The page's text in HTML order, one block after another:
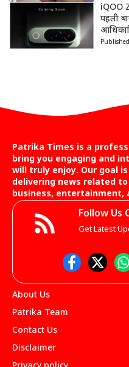
iQOO
पहली
Patrika Times is a
bring you engaging and
will truly enjoy. Our goal
delivering news related
business, entertainment,
Follow Us
Get Latest
About Us
Patrika Team
Contact Us
Disclaimer